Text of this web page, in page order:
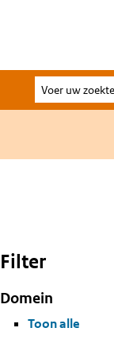
Voer
uw
Filter
Domein
Toon alle